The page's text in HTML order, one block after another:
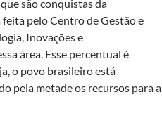
são conquistas da
pelo Centro de Gestão e
Inovações e
área. Esse percentual é
o povo brasileiro está
pela metade os recursos para a